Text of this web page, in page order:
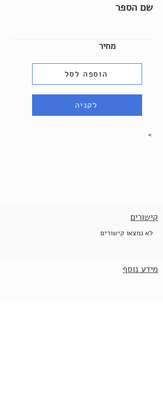
שם הספר
מחיר
הוספה לסל
לקניה
>
קישורים
לא נמצאו קישורים
מידע נוסף